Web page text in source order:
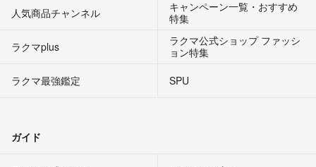
人気商品チャンネル
キャンペーン一覧・おすすめ
特集
ラクマplus
ラクマ公式ショップ ファッシ
ョン特集
ラクマ最強鑑定
SPU
ガイド